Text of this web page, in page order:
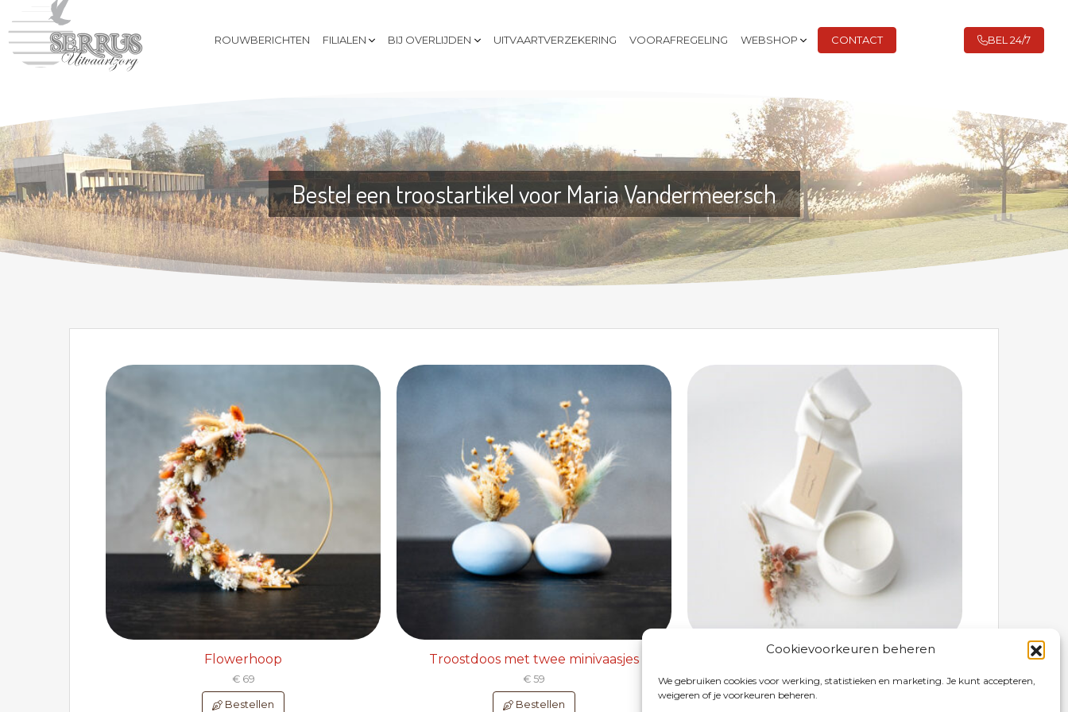
Cookievoorkeuren beheren
We gebruiken cookies voor werking, statistieken en marketing. Je kunt accepteren,
weigeren of je voorkeuren beheren.
ROUWBERICHTEN
UITVAARTVERZEKERING
VOORAFREGELING
WEBSHOP
CONTACT
ROUWBERICHTEN FILIALEN BIJ OVERLIJDEN UITVAARTVERZEKERING VOORAFREGELING WEBSHOP CONTACT BEL 24/7
Bestel een troostartikel voor Maria Vandermeersch
Flowerhoop
€ 69
Bestellen
Troostdoos met twee minivaasjes
€ 59
Bestellen
€ 59